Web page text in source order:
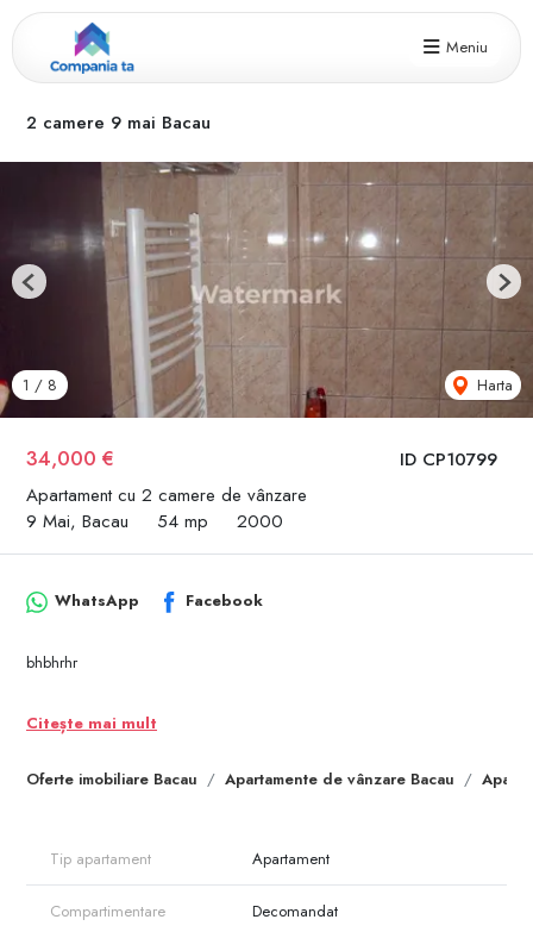
Meniu
2 camere 9 mai Bacau
ID CP10799
34,000 €
Apartament cu 2 camere de vânzare
9 Mai, Bacau
54 mp 2000
1 / 8 Harta
Previous Next
Oferte imobiliare Bacau Apartamente de vânzare Bacau
WhatsApp Facebook
bhbhrhr
Citește mai mult
Tip apartament Apartament
Compartimentare Decomandat